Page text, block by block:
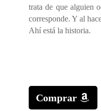
trata de que alguien
corresponde. Y al
Ahí está la historia.
Comprar